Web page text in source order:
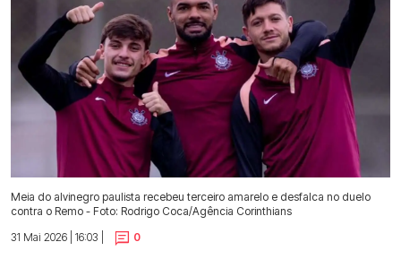
Meia do alvinegro paulista recebeu terceiro amarelo e desfalca no duelo
contra o Remo - Foto: Rodrigo Coca/Agência Corinthians
31 Mai 2026 | 16:03 |
0